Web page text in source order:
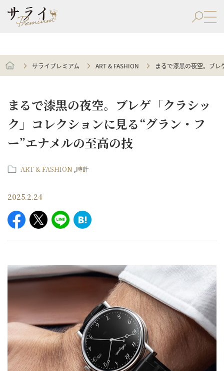
サライプレミアム ART & FASHION まるで漆黒の夜空。ブ
まるで漆黒の夜空。ブレゲ「クラシッ
ク」コレクションに見る“グラン・フ
ー”エナメルの至高の技
ART & FASHION 時計
2025.2.24